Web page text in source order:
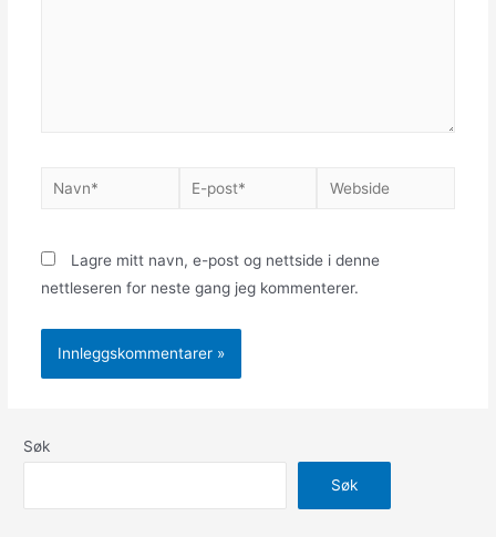
Navn*
E-
Webside
Lagre mitt navn, e-post og nettside i denne
nettleseren for neste gang jeg kommenterer.
Søk
Søk